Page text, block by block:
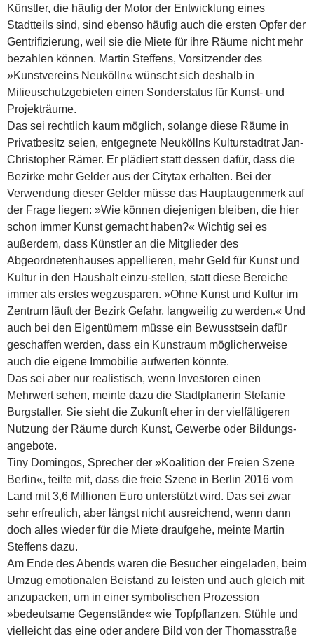
Künstler, die häufig der Motor der Entwicklung eines
Stadtteils sind, sind ebenso häufig auch die ersten Opfer der
Gentrifizierung, weil sie die Miete für ihre Räume nicht mehr
bezahlen können. Martin Steffens, Vorsitzender des
»Kunstvereins Neukölln« wünscht sich deshalb in
Milieuschutzgebieten einen Sonderstatus für Kunst- und
Projekträume.
Das sei rechtlich kaum möglich, solange diese Räume in
Privatbesitz seien, entgegnete Neuköllns Kulturstadtrat Jan-
Christopher Rämer. Er plädiert statt dessen dafür, dass die
Bezirke mehr Gelder aus der Citytax erhalten. Bei der
Verwendung dieser Gelder müsse das Hauptaugenmerk auf
der Frage liegen: »Wie können diejenigen bleiben, die hier
schon immer Kunst gemacht haben?« Wichtig sei es
außerdem, dass Künstler an die Mitglieder des
Abgeordnetenhauses appellieren, mehr Geld für Kunst und
Kultur in den Haushalt einzu-stellen, statt diese Bereiche
immer als erstes wegzusparen. »Ohne Kunst und Kultur im
Zentrum läuft der Bezirk Gefahr, langweilig zu werden.« Und
auch bei den Eigentümern müsse ein Bewusstsein dafür
geschaffen werden, dass ein Kunstraum möglicherweise
auch die eigene Immobilie aufwerten könnte.
Das sei aber nur realistisch, wenn Investoren einen
Mehrwert sehen, meinte dazu die Stadtplanerin Stefanie
Burgstaller. Sie sieht die Zukunft eher in der vielfältigeren
Nutzung der Räume durch Kunst, Gewerbe oder Bildungs­
angebote.
Tiny Domingos, Sprecher der »Koalition der Freien Szene
Berlin«, teilte mit, dass die freie Szene in Berlin 2016 vom
Land mit 3,6 Millionen Euro unterstützt wird. Das sei zwar
sehr erfreulich, aber längst nicht ausreichend, wenn dann
doch alles wieder für die Miete draufgehe, meinte Martin
Steffens dazu.
Am Ende des Abends waren die Besucher eingeladen, beim
Umzug emotionalen Beistand zu leisten und auch gleich mit
anzupacken, um in einer symbolischen Prozession
»bedeutsame Gegenstände« wie Topfpflanzen, Stühle und
vielleicht das eine oder andere Bild von der Thomasstraße